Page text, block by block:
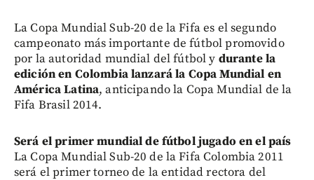
La Copa Mundial Sub-20 de la Fifa es el segundo
campeonato más importante de fútbol promovido
por la autoridad mundial del fútbol y durante la
edición en Colombia lanzará la Copa Mundial en
América Latina, anticipando la Copa Mundial de la
Fifa Brasil 2014.
Será el primer mundial de fútbol jugado en el país
La Copa Mundial Sub-20 de la Fifa Colombia 2011
será el primer torneo de la entidad rectora del